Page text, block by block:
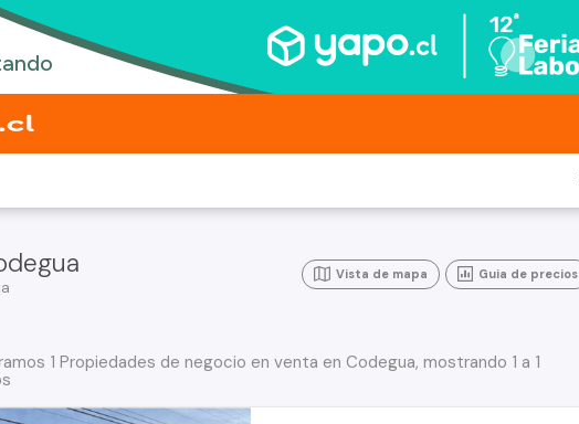
Vista de mapa Guia de precios
1 Propiedades de negocio en venta en Codegua, mostrando 1 a 1